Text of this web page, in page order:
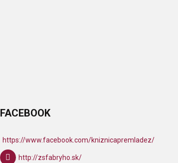
FACEBOOK
https://www.facebook.com/kniznicapremladez/
http://zsfabryho.sk/